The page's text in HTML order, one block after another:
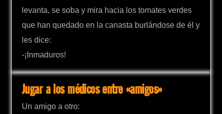
levanta, se soba y mira hacia los tomates verdes
que han quedado en la canasta burlándose de él y
les dice:
-¡Inmaduros!
Jugar a los médicos entre «amigos»
Un amigo a otro: